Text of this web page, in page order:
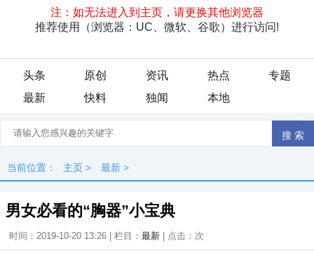
头条 原创 资讯 热点
专题
最新
快料 独闻 本地
当前位置： 主页 > 最新 >
男女必看的“胸器”小宝典
时间：2019-10-20 13:26 | 栏目： 最新 | 点击： 次